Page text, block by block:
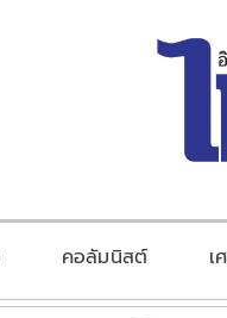
คอลัมนิสต์ เ